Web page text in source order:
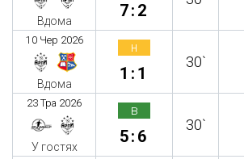
Вдома
7:2
10 Чер 2026
Вдома
н
1:1
30`
23 Тра 2026
У гостях
в
5:6
30`